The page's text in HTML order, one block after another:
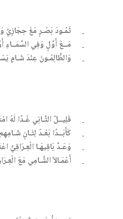
ثَمُـودَ بَصْـرٍ مَعْ حِجَازِيِّ
مَــعْ أَوَّلٍ وَفِي السَّمَــاءِ
وَالظَّالِمُـونَ عِنْدَ شَـامٍ
قَلِيــلٌ الثَّـانِي غَـدًا لَهُ
كَأَبَــدًا بَعْـدُ لِثَـانٍ شَـامِهِم
وَعَـدَّ بَاقِيهَـا الْعِـرَاقِيُّ
أَعْمَـالاً الشَّـامِي مَعَ